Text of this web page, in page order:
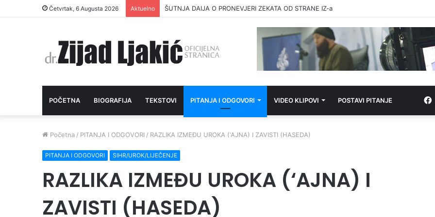
Četvrtak, 6 Augusta 2026 Aktuelno ŠUTNJA DAIJA O PRONEVJERI ZEKATA OD STRANE IZ-a
POČETNA BIOGRAFIJA TEKSTOVI PITANJA I ODGOVORI VIDEO KLIPOVI POSTAVI PITANJE
Početna / PITANJA I ODGOVORI / RAZLIKA IZMEĐU UROKA (‘AJNA) I ZAVISTI (HASEDA)
PITANJA I ODGOVORI SIHR/UROK/LIJEČENJE
RAZLIKA IZMEĐU UROKA (‘AJNA) I
ZAVISTI (HASEDA)